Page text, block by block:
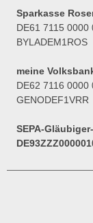
Sparkasse
DE61 7115 0000
BYLADEM1ROS
meine
DE62 7116 0000
GENODEF1VRR
SEPA-